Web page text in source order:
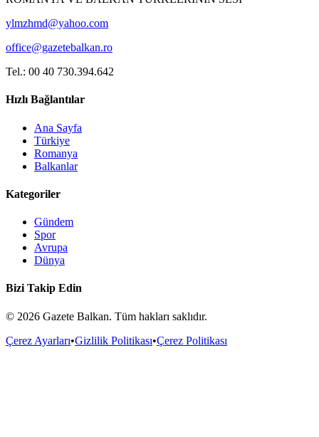
ylmzhmd@yahoo.com
office@gazetebalkan.ro
Tel.: 00 40 730.394.642
Hızlı Bağlantılar
Ana Sayfa
Türkiye
Romanya
Balkanlar
Kategoriler
Gündem
Spor
Avrupa
Dünya
Bizi Takip Edin
© 2026 Gazete Balkan. Tüm hakları saklıdır.
Çerez Ayarları•Gizlilik Politikası•Çerez Politikası